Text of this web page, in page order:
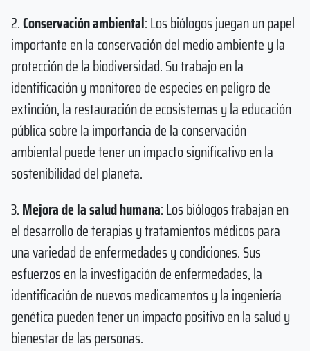
2.Conservación ambiental: Los biólogos juegan un papel
importante en la conservación del medio ambiente y la
protección de la biodiversidad. Su trabajo en la
identificación y monitoreo de especies en peligro de
extinción, la restauración de ecosistemas y la educación
pública sobre la importancia de la conservación
ambiental puede tener un impacto significativo en la
sostenibilidad del planeta.
3.Mejora de la salud humana: Los biólogos trabajan en
el desarrollo de terapias y tratamientos médicos para
una variedad de enfermedades y condiciones. Sus
esfuerzos en la investigación de enfermedades, la
identificación de nuevos medicamentos y la ingeniería
genética pueden tener un impacto positivo en la salud y
bienestar de las personas.